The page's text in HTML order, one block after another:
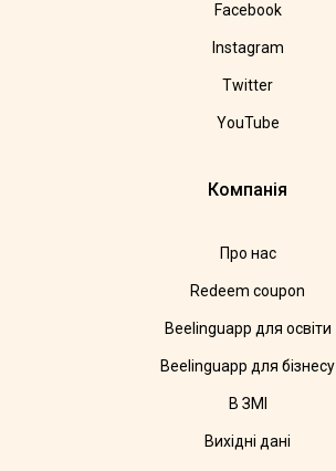
Facebook
Instagram
Twitter
YouTube
Компанія
Про нас
Redeem coupon
Beelinguapp для освіти
Beelinguapp для бізнесу
В ЗМІ
Вихідні дані